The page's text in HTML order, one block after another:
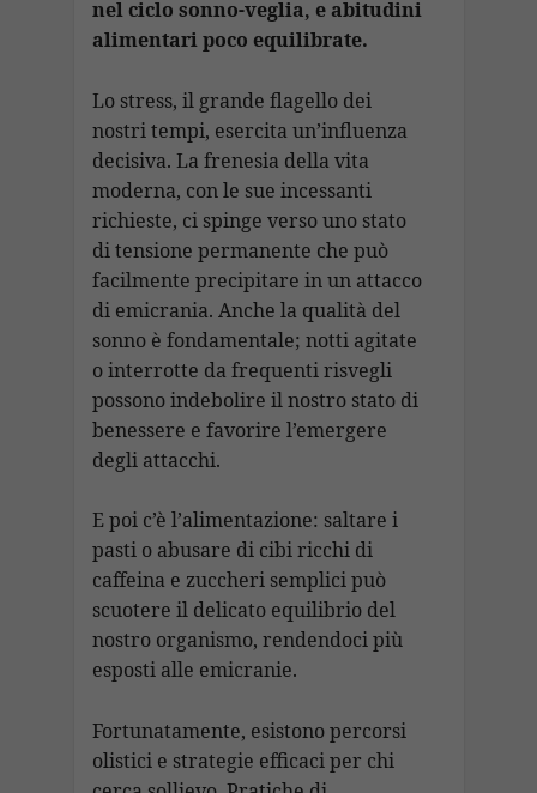
nel ciclo sonno-veglia, e abitudini
alimentari poco equilibrate.
Lo stress, il grande flagello dei
nostri tempi, esercita un’influenza
decisiva. La frenesia della vita
moderna, con le sue incessanti
richieste, ci spinge verso uno stato
di tensione permanente che può
facilmente precipitare in un attacco
di emicrania. Anche la qualità del
sonno è fondamentale; notti agitate
o interrotte da frequenti risvegli
possono indebolire il nostro stato di
benessere e favorire l’emergere
degli attacchi.
E poi c’è l’alimentazione: saltare i
pasti o abusare di cibi ricchi di
caffeina e zuccheri semplici può
scuotere il delicato equilibrio del
nostro organismo, rendendoci più
esposti alle emicranie.
Fortunatamente, esistono percorsi
olistici e strategie efficaci per chi